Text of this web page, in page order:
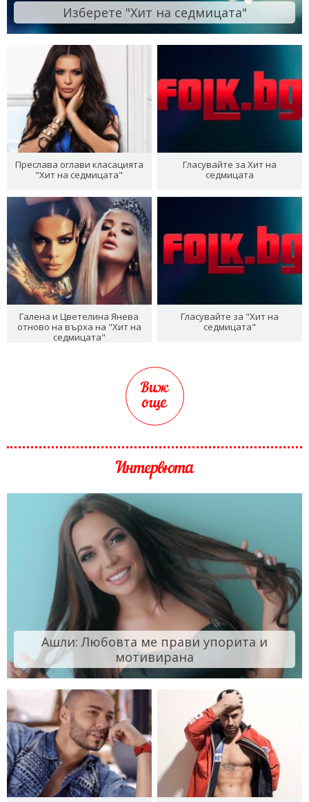
Изберете "Хит на седмицата"
Преслава оглави класацията
"Хит на седмицата"
Гласувайте за Хит на
седмицата
Галена и Цветелина Янева
отново на върха на "Хит на
седмицата"
Гласувайте за "Хит на
седмицата"
Виж
още
Интервюта
Ашли: Любовта ме прави упорита и
мотивирана